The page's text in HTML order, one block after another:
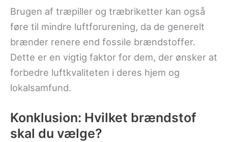
Brugen af træpiller og træbriketter kan også
føre til mindre luftforurening, da de generelt
brænder renere end fossile brændstoffer.
Dette er en vigtig faktor for dem, der ønsker at
forbedre luftkvaliteten i deres hjem og
lokalsamfund.
Konklusion: Hvilket brændstof
skal du vælge?